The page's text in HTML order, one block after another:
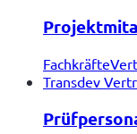
Fachkräfte
Transdev